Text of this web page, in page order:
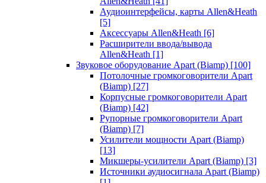
Аудиоинтерфейсы, карты Allen&Heath
[5]
Аксессуары Allen&Heath [6]
Расширители ввода/вывода
Allen&Heath [1]
Звуковое оборудование Apart (Biamp) [100]
Потолочные громкоговорители Apart
(Biamp) [27]
Корпусные громкоговорители Apart
(Biamp) [42]
Рупорные громкоговорители Apart
(Biamp) [7]
Усилители мощности Apart (Biamp)
[13]
Микшеры-усилители Apart (Biamp) [3]
Источники аудиосигнала Apart (Biamp)